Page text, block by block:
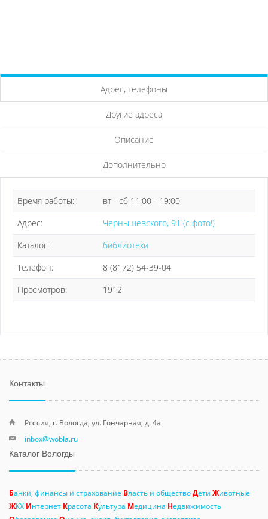
Адрес, телефоны
Другие адреса
Описание
Дополнительно
Время работы:
вт - сб 11:00 - 19:00
Адрес:
Чернышевского, 91 (с фото!)
Каталог:
библиотеки
Телефон:
8 (8172) 54-39-04
Просмотров:
1912
Контакты
Россия, г. Вологда, ул. Гончарная, д. 4а
inbox@wobla.ru
Каталог Вологды
Банки, финансы и страхование Власть и обществоДети Животные
ЖКХ Интернет Красота Культура Медицина Недвижимость